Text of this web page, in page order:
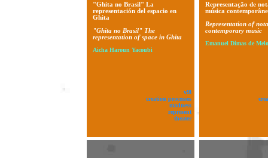
"Ghita no Brasil" La
representación del espacio en
Ghita
"Ghita no Brasil" The
representation of space in Ghita
Aicha Haroun Yacoubi
v!8
creation processes
madness
represent
theater
Representação de
música
Representation of
contemporary music
Emanuel Dimas de